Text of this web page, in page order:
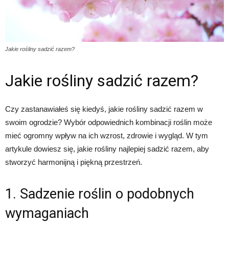
Jakie rośliny sadzić razem?
Jakie rośliny sadzić razem?
Czy zastanawiałeś się kiedyś, jakie rośliny sadzić razem w
swoim ogrodzie? Wybór odpowiednich kombinacji roślin może
mieć ogromny wpływ na ich wzrost, zdrowie i wygląd. W tym
artykule dowiesz się, jakie rośliny najlepiej sadzić razem, aby
stworzyć harmonijną i piękną przestrzeń.
1. Sadzenie roślin o podobnych
wymaganiach